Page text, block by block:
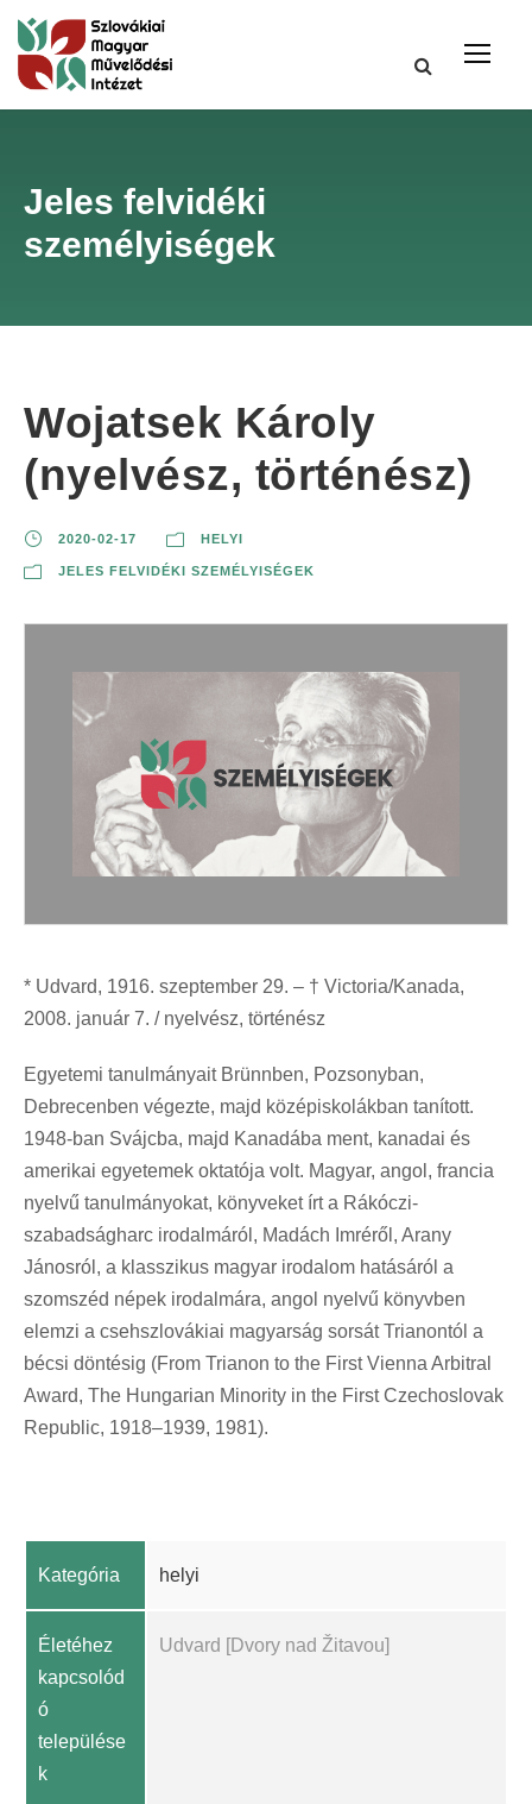
Jeles felvidéki
személyiségek
Wojatsek Károly
(nyelvész, történész)
2020-02-17 HELYI
JELES FELVIDÉKI SZEMÉLYISÉGEK
* Udvard, 1916. szeptember 29. – † Victoria/Kanada,
2008. január 7. / nyelvész, történész
Egyetemi tanulmányait Brünnben, Pozsonyban,
Debrecenben végezte, majd középiskolákban tanított.
1948-ban Svájcba, majd Kanadába ment, kanadai és
amerikai egyetemek oktatója volt. Magyar, angol, francia
nyelvű tanulmányokat, könyveket írt a Rákóczi-
szabadságharc irodalmáról, Madách Imréről, Arany
Jánosról, a klasszikus magyar irodalom hatásáról a
szomszéd népek irodalmára, angol nyelvű könyvben
elemzi a csehszlovákiai magyarság sorsát Trianontól a
bécsi döntésig (From Trianon to the First Vienna Arbitral
Award, The Hungarian Minority in the First Czechoslovak
Republic, 1918–1939, 1981).
Kategória helyi
Életéhez
kapcsolód
ó
települése
k
Udvard [Dvory nad Žitavou]